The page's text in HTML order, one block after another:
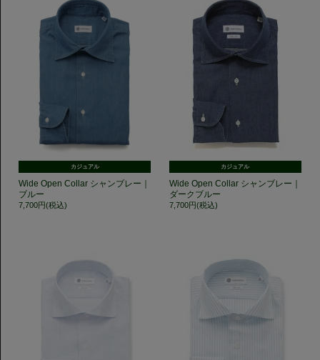
カジュアル
Wide Open Collar シャンブレー｜
ブルー
7,700円(税込)
カジュアル
Wide Open Collar シャンブレー｜
ダークブルー
7,700円(税込)